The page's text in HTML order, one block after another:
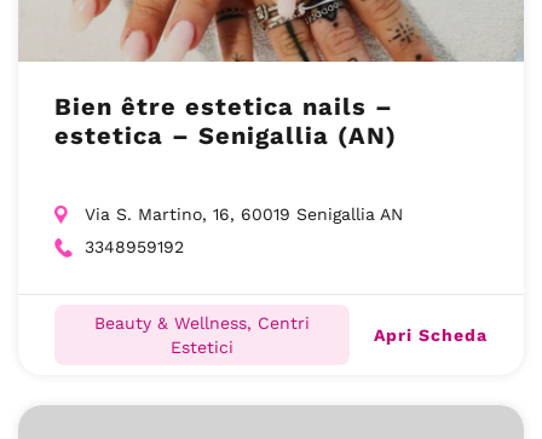
Bien être estetica nails –
estetica – Senigallia (AN)
Via S. Martino, 16, 60019 Senigallia AN
3348959192
Beauty & Wellness, Centri
Estetici
Apri Scheda